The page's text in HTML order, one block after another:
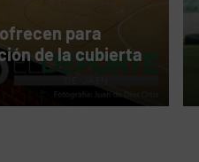
para
de la cubierta